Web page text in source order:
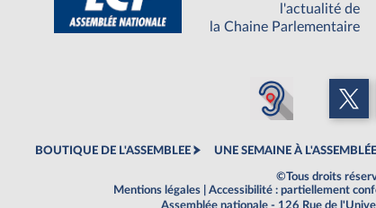
l'actualité de
la Chaine Parlementaire
BOUTIQUE DE L'ASSEMBLEE UNE SEMAINE À L'ASSEMBLÉE
©Tous droits
Mentions légales
Accessibilité : partiellement
Assemblée nationale - 126 Rue de